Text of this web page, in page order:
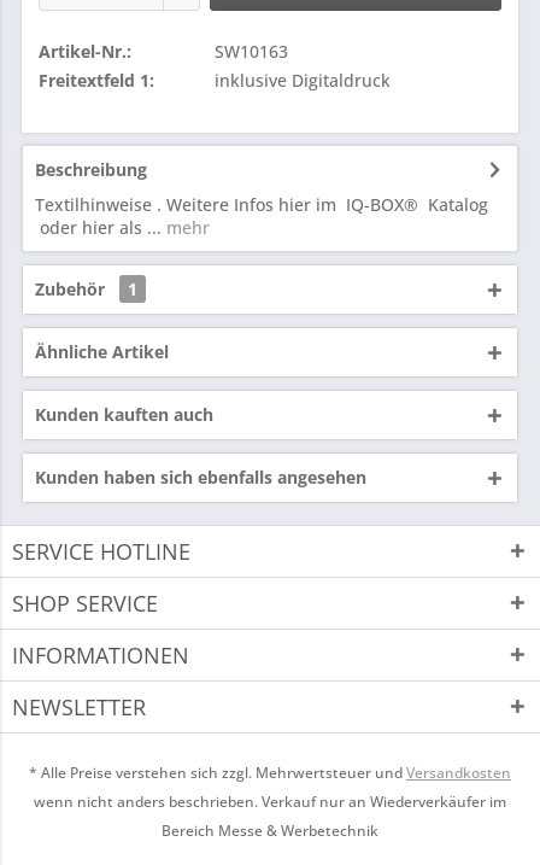
Artikel-Nr.:
SW10163
Freitextfeld 1:
inklusive Digitaldruck
Beschreibung
Textilhinweise . Weitere Infos hier im IQ-BOX® Katalog
oder hier als ... mehr
Zubehör 1
Ähnliche Artikel
Kunden kauften auch
Kunden haben sich ebenfalls angesehen
SERVICE HOTLINE
SHOP SERVICE
INFORMATIONEN
NEWSLETTER
* Alle Preise verstehen sich zzgl. Mehrwertsteuer undVersandkosten
wenn nicht anders beschrieben. Verkauf nur an Wiederverkäufer im
Bereich Messe & Werbetechnik